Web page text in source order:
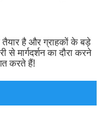
है और ग्राहकों के बड़े
मार्गदर्शन का दौरा करने
करते हैं!